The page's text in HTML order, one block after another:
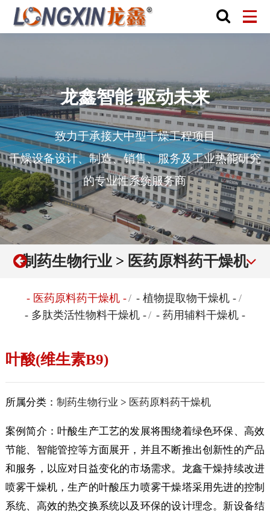
龙鑫智能 驱动未来
致力于承接大中型干燥工程项目
干燥设备设计、制造、销售、服务及工业热能研究
的专业性系统服务商
制药生物行业 > 医药原料药干燥机
- 医药原料药干燥机 -/ - 植物提取物干燥机 - /
- 多肽类活性物料干燥机 -/ - 药用辅料干燥机 -
叶酸(维生素B9)
所属分类： 制药生物行业 > 医药原料药干燥机
案例简介：叶酸生产工艺的发展将围绕着绿色环保、高效
节能、智能管控等方面展开，并且不断推出创新性的产品
和服务，以应对日益变化的市场需求。龙鑫干燥持续改进
喷雾干燥机，生产的叶酸压力喷雾干燥塔采用先进的控制
系统、高效的热交换系统以及环保的设计理念。新设备结